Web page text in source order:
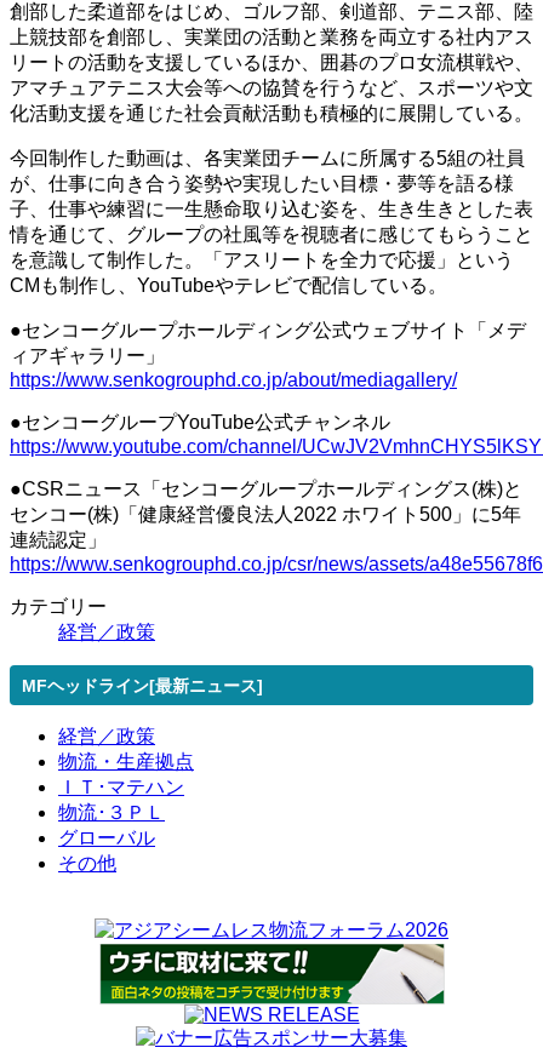
創部した柔道部をはじめ、ゴルフ部、剣道部、テニス部、陸
上競技部を創部し、実業団の活動と業務を両立する社内アス
リートの活動を支援しているほか、囲碁のプロ女流棋戦や、
アマチュアテニス大会等への協賛を行うなど、スポーツや文
化活動支援を通じた社会貢献活動も積極的に展開している。
今回制作した動画は、各実業団チームに所属する5組の社員
が、仕事に向き合う姿勢や実現したい目標・夢等を語る様
子、仕事や練習に一生懸命取り込む姿を、生き生きとした表
情を通じて、グループの社風等を視聴者に感じてもらうこと
を意識して制作した。「アスリートを全力で応援」という
CMも制作し、YouTubeやテレビで配信している。
●センコーグループホールディング公式ウェブサイト「メデ
ィアギャラリー」
https://www.senkogrouphd.co.jp/about/mediagallery/
●センコーグループYouTube公式チャンネル
https://www.youtube.com/channel/
●CSRニュース「センコーグループホールディングス(株)と
センコー(株)「健康経営優良法人2022 ホワイト500」に5年
連続認定」
https://www.senkogrouphd.co.jp/csr/news/assets/
カテゴリー
経営／政策
MFヘッドライン[最新ニュース]
経営／政策
物流・生産拠点
ＩＴ･マテハン
物流･３ＰＬ
グローバル
その他